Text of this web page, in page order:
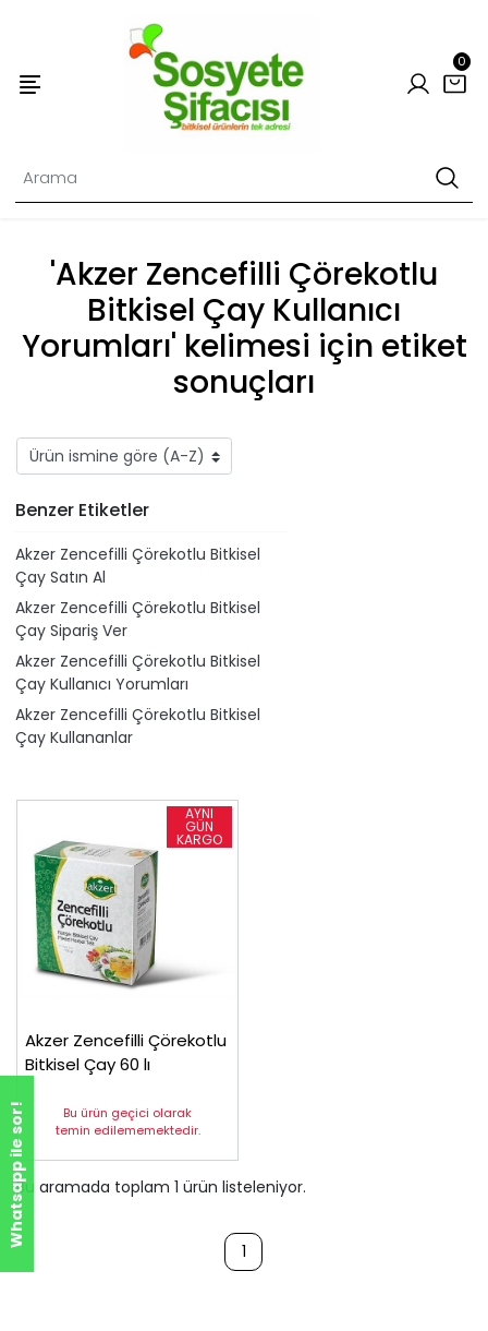
0
'Akzer Zencefilli Çörekotlu
Bitkisel Çay Kullanıcı
Yorumları' kelimesi için etiket
sonuçları
Benzer Etiketler
Akzer Zencefilli Çörekotlu Bitkisel
Çay Satın Al
Akzer Zencefilli Çörekotlu Bitkisel
Çay Sipariş Ver
Akzer Zencefilli Çörekotlu Bitkisel
Çay Kullanıcı Yorumları
Akzer Zencefilli Çörekotlu Bitkisel
Çay Kullananlar
Akzer Zencefilli Çörekotlu
Bitkisel Çay 60 lı
Bu ürün geçici olarak
temin edilememektedir.
Bu aramada toplam 1 ürün listeleniyor.
1
Whatsapp ile sor!